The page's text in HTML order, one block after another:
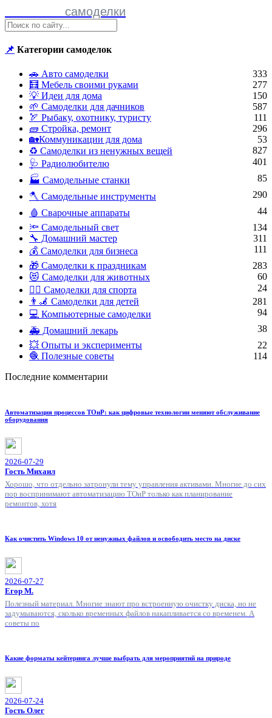
самоделки
📌 Категории самоделок
🚗 Авто самоделки
333
🧮 Мебель своими руками
277
💡 Идеи для дома
150
🌱 Самоделки для дачников
587
🏹 Рыбаку, охотнику, туристу
111
🧱 Стройка, ремонт
296
🏡Коммуникации для дома
53
♻ Самоделки из ненужных вещей
827
🩺 Радиолюбителю
401
🏭 Самодельные станки
85
🪓 Самодельные инструменты
290
🩸 Сварочные аппараты
44
🔦 Самодельный свет
134
🔧 Домашний мастер
311
💰 Самоделки для бизнеса
111
🎁 Самоделки к праздникам
283
😻 Самоделки для животных
60
🏋️‍♀️ Самоделки для спорта
24
👨‍🦼 Самоделки для детей
281
💻 Компьютерные самоделки
94
🚑 Домашний лекарь
38
💥 Опыты и эксперименты
22
🧶 Полезные советы
114
Последние комментарии
Автоматизация процессов ТОиР: как цифровые технологии меняют обслуживание
оборудования
2026-07-29
Гость Михаил
Хорошо, что отдельно затронули тему управления активами. Многие до сих
пор воспринимают автоматизацию ТОиР только как планирование
ремонтов, хотя
Как очистить Windows 10 от ненужных файлов и освободить место на диске
2026-07-27
Егор М.
Полезный материал. Многие знают про встроенную очистку диска, но не
задумываются, сколько временных файлов накапливается со временем. А
советы по
Какие форматы кейтеринга лучше выбрать для мероприятий на природе
2026-07-24
Гость Олег